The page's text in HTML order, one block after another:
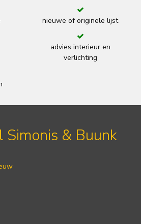
nieuwe of originele lijst
advies interieur en
verlichting
Simonis & Buunk